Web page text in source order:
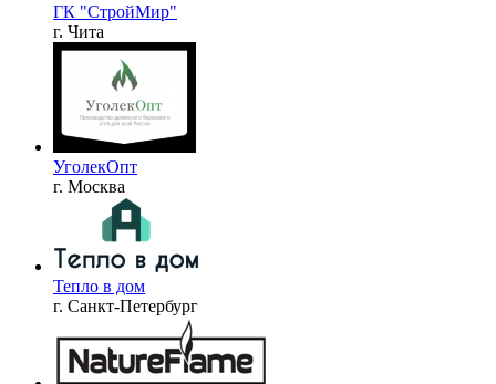
ГК "СтройМир"
г. Чита
УголекОпт
г. Москва
Тепло в дом
г. Санкт-Петербург